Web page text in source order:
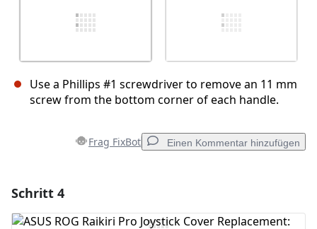
Use a Phillips #1 screwdriver to remove an 11 mm
screw from the bottom corner of each handle.
Frag FixBot Einen Kommentar hinzufügen
Schritt 4